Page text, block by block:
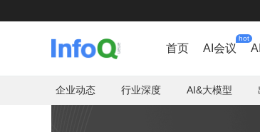
首页 AI会议
hot
企业动态 行业深度 AI&大模型